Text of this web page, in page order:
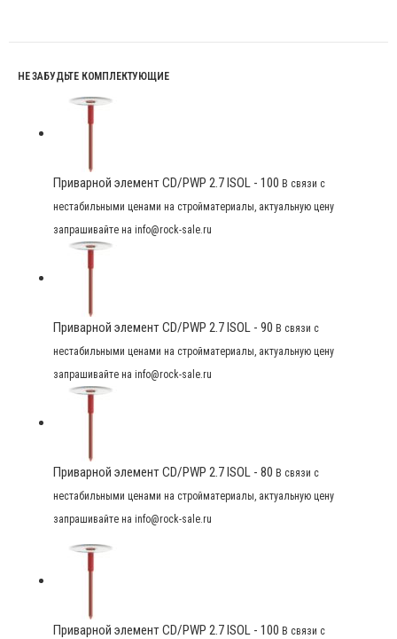
НЕ ЗАБУДЬТЕ КОМПЛЕКТУЮЩИЕ
Приварной элемент CD/PWP 2.7 ISOL - 100 В связи с
нестабильными ценами на стройматериалы, актуальную цену
запрашивайте на info@rock-sale.ru
Приварной элемент CD/PWP 2.7 ISOL - 90 В связи с
нестабильными ценами на стройматериалы, актуальную цену
запрашивайте на info@rock-sale.ru
Приварной элемент CD/PWP 2.7 ISOL - 80 В связи с
нестабильными ценами на стройматериалы, актуальную цену
запрашивайте на info@rock-sale.ru
Приварной элемент CD/PWP 2.7 ISOL - 100 В связи с